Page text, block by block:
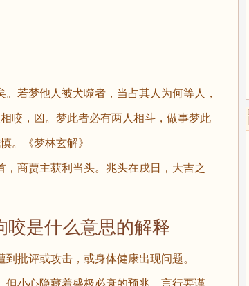
若梦他人被犬噬者，当占其人为何等人，
咬，凶。梦此者必有两人相斗，做事梦此
。《梦林玄解》
商贾主获利当头。兆头在戌日，大吉之
咬是什么意思的解释
批评或攻击，或身体健康出现问题。
但小心隐藏着盛极必衰的预兆。言行要谨